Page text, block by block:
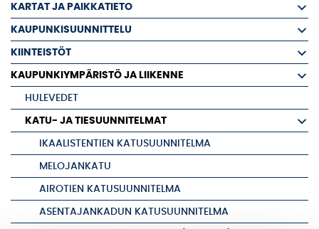
KARTAT JA PAIKKATIETO
KAUPUNKISUUNNITTELU
KIINTEISTÖT
KAUPUNKIYMPÄRISTÖ JA LIIKENNE
HULEVEDET
KATU- JA TIESUUNNITELMAT
IKAALISTENTIEN KATUSUUNNITELMA
MELOJANKATU
AIROTIEN KATUSUUNNITELMA
ASENTAJANKADUN KATUSUUNNITELMA